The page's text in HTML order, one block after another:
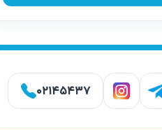
۰۲۱۴۵۴۳۷